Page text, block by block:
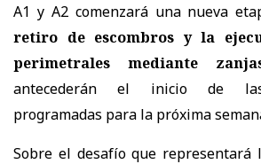
A1 y A2 comenzará una nueva
retiro de escombros y la
perimetrales mediante
antecederán el inicio de las
programadas para la próxima
Sobre el desafío que representará